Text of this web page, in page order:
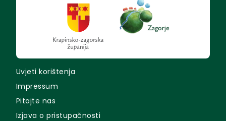
Uvjeti korištenja
Impressum
Pitajte nas
Izjava o pristupačnosti